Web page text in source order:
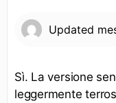
Updated
Sì. La versione
leggermente